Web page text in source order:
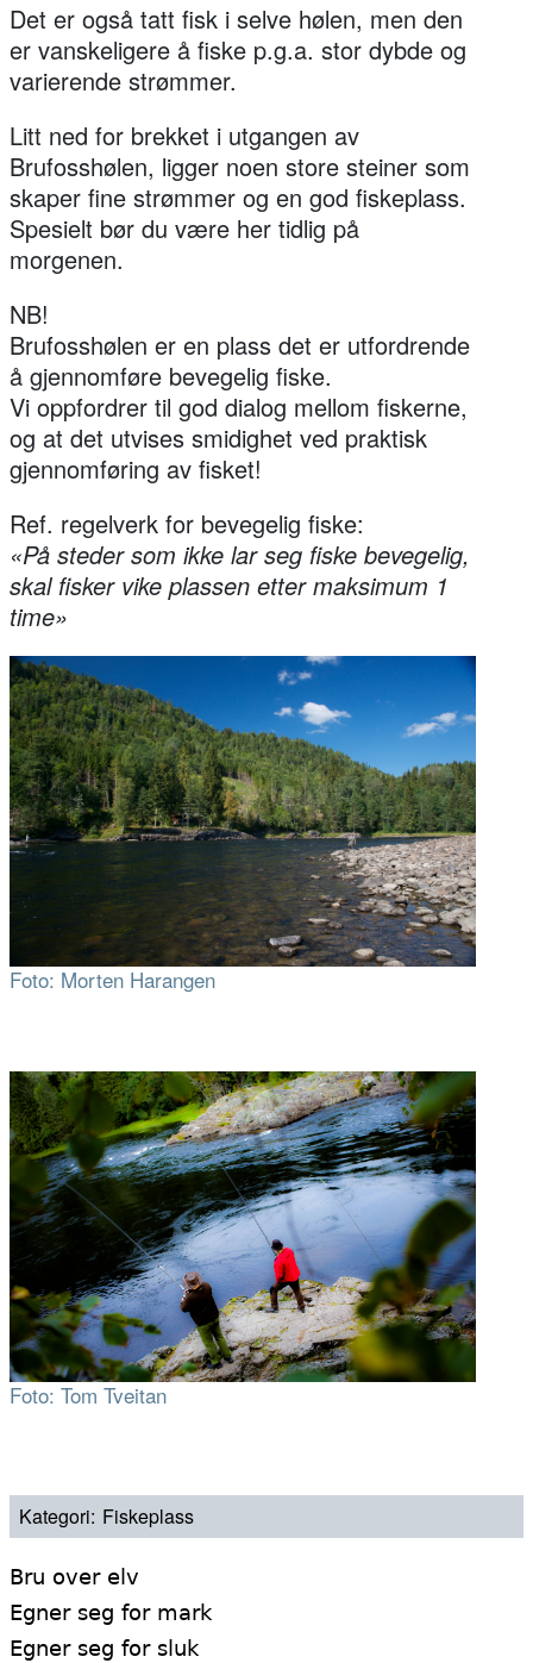
Det er også tatt fisk i selve hølen, men den
er vanskeligere å fiske p.g.a. stor dybde og
varierende strømmer.
Litt ned for brekket i utgangen av
Brufosshølen, ligger noen store steiner som
skaper fine strømmer og en god fiskeplass.
Spesielt bør du være her tidlig på
morgenen.
NB!
Brufosshølen er en plass det er utfordrende
å gjennomføre bevegelig fiske.
Vi oppfordrer til god dialog mellom fiskerne,
og at det utvises smidighet ved praktisk
gjennomføring av fisket!
Ref. regelverk for bevegelig fiske:
«På steder som ikke lar seg fiske bevegelig,
skal fisker vike plassen etter maksimum 1
time»
Foto: Morten Harangen
Foto: Tom Tveitan
Kategori Fiskeplass
Bru over elv
Egner seg for mark
Egner seg for sluk